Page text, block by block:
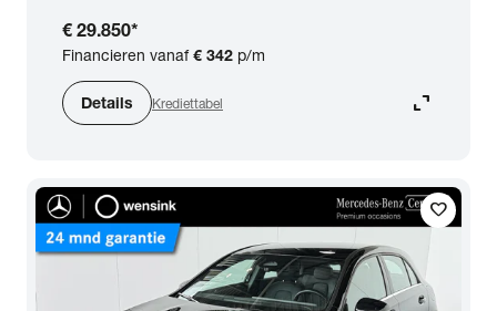
€ 29.850*
Financieren vanaf€ 342 p/m
Details Krediettabel expand_content
favorite